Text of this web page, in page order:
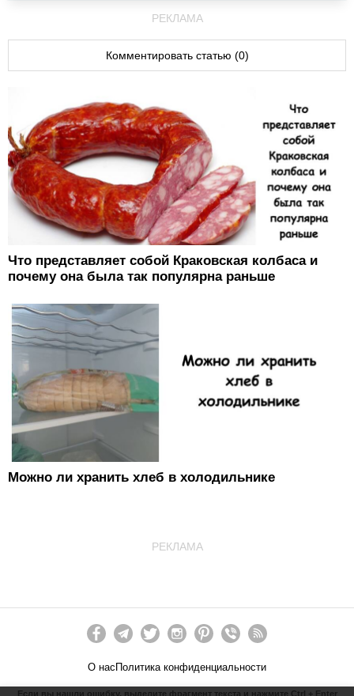
РЕКЛАМА
Комментировать статью (0)
Что представляет собой Краковская колбаса и
почему она была так популярна раньше
Можно ли хранить хлеб в холодильнике
РЕКЛАМА
О насПолитика конфиденциальности
Если вы нашли ошибку, выделите фрагмент текста и нажмите Ctrl + Enter